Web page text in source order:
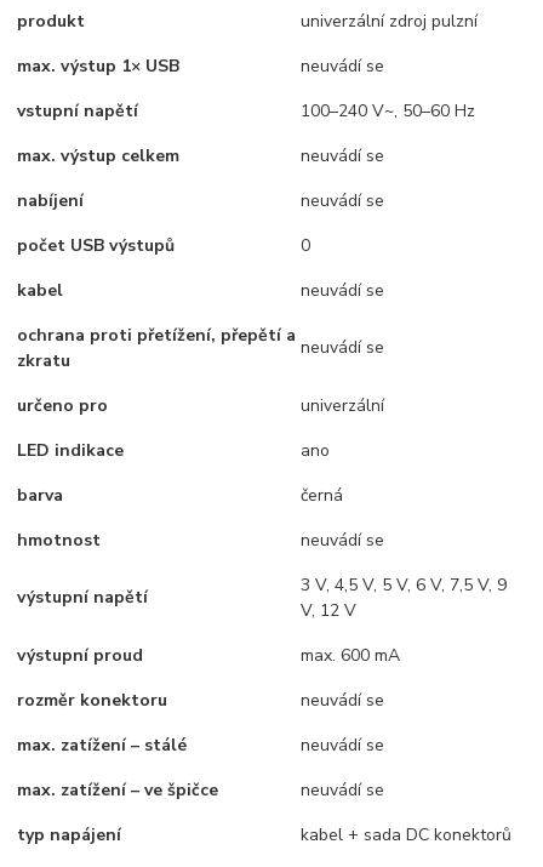
produkt
univerzální zdroj pulzní
max. výstup 1× USB
neuvádí se
vstupní napětí
100–240 V~, 50–60 Hz
max. výstup celkem
neuvádí se
nabíjení
neuvádí se
počet USB výstupů
0
kabel
neuvádí se
ochrana proti přetížení, přepětí a
zkratu
neuvádí se
určeno pro
univerzální
LED indikace
ano
barva
černá
hmotnost
neuvádí se
výstupní napětí
3 V, 4,5 V, 5 V, 6 V, 7,5 V, 9
V, 12 V
výstupní proud
max. 600 mA
rozměr konektoru
neuvádí se
max. zatížení – stálé
neuvádí se
max. zatížení – ve špičce
neuvádí se
typ napájení
kabel + sada DC konektorů